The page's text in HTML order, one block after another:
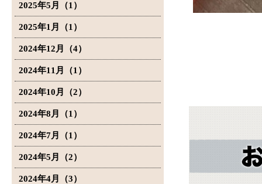
2025年5月（1）
2025年1月（1）
2024年12月（4）
2024年11月（1）
2024年10月（2）
2024年8月（1）
2024年7月（1）
2024年5月（2）
2024年4月（3）